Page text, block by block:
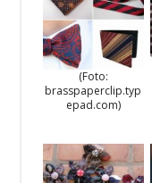
(Foto:
brasspaperclip.typ
epad.com)